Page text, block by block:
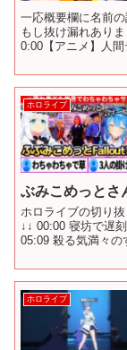
一応概要欄に名前
もし抜け漏れあり
0:00【アニメ】人
ホロライブ
ぶみこめっとさ
ホロライブの切り
↓↓ 00:00 寝坊で遅
05:09 殺る気満々の
ホロライブ